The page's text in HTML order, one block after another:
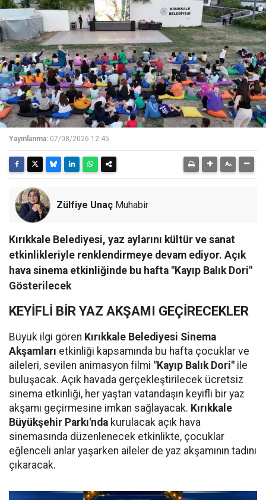
Yayınlanma: 07/08/2026 12:45
Zülfiye Unaç Muhabir
Kırıkkale Belediyesi, yaz aylarını kültür ve sanat
etkinlikleriyle renklendirmeye devam ediyor. Açık
hava sinema etkinliğinde bu hafta "Kayıp Balık Dori"
Gösterilecek
KEYİFLİ BİR YAZ AKŞAMI GEÇİRECEKLER
Büyük ilgi gören Kırıkkale Belediyesi Sinema
Akşamları etkinliği kapsamında bu hafta çocuklar ve
aileleri, sevilen animasyon filmi "Kayıp Balık Dori" ile
buluşacak. Açık havada gerçekleştirilecek ücretsiz
sinema etkinliği, her yaştan vatandaşın keyifli bir yaz
akşamı geçirmesine imkan sağlayacak. Kırıkkale
Büyükşehir Parkı'nda kurulacak açık hava
sinemasında düzenlenecek etkinlikte, çocuklar
eğlenceli anlar yaşarken aileler de yaz akşamının tadını
çıkaracak.